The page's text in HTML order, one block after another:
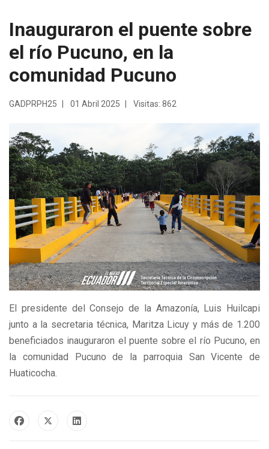
Inauguraron el puente sobre
el río Pucuno, en la
comunidad Pucuno
GADPRPH25 01 Abril 2025 Visitas: 862
El presidente del Consejo de la Amazonía, Luis Huilcapi
junto a la secretaria técnica, Maritza Licuy y más de 1.200
beneficiados inauguraron el puente sobre el río Pucuno, en
la comunidad Pucuno de la parroquia San Vicente de
Huaticocha.